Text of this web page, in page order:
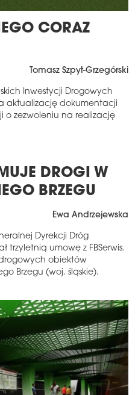
CORAZ
Tomasz Szpyt-Grzegórski
Inwestycji Drogowych
aktualizację dokumentacji
o zezwoleniu na realizację
DROGI W
BRZEGU
Ewa Andrzejewska
Dyrekcji Dróg
trzyletnią umowę z FBSerwis.
obiektów
Brzegu (woj. śląskie).